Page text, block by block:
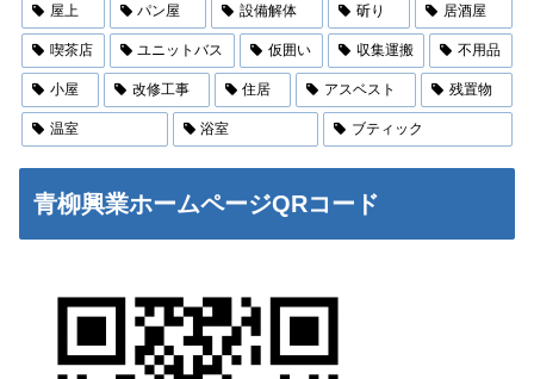
屋上 パン屋 設備解体 斫り 居酒屋
喫茶店 ユニットバス 仮囲い 収集運搬 不用品
小屋 改修工事 住居 アスベスト 残置物
温室 浴室 ブティック
青柳興業ホームページQRコード